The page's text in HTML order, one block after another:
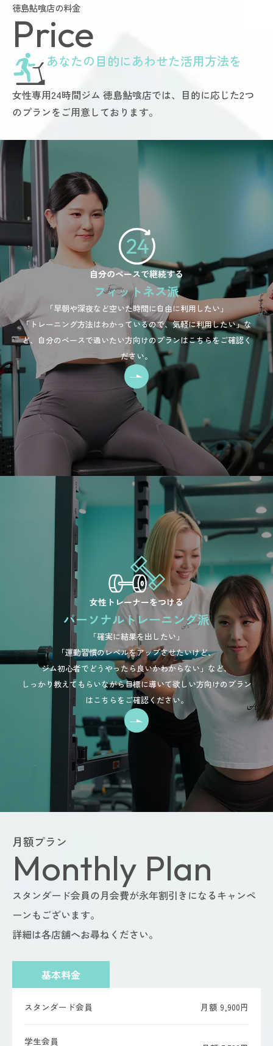
徳島鮎喰店の料金
Price
あなたの目的にあわせた活用方法を
女性専用24時間ジム 徳島鮎喰店では、目的に応じた2つ
のプランをご用意しております。
自分のペースで継続する
フィットネス派
「早朝や深夜など空いた時間に自由に利用したい」
「トレーニング方法はわかっているので、気軽に利用したい」な
ど、
自分のペースで通いたい方向けのプランはこちらをご確認く
ださい。
女性トレーナーをつける
パーソナルトレーニング派
「確実に結果を出したい」
「運動習慣のレベルをアップさせたいけど、
ジム初心者でどうやったら良いかわからない」など、
しっかり教えてもらいながら目標に導いて欲しい方向けのプラン
はこちらをご確認ください。
月額プラン
Monthly Plan
スタンダード会員の月会費が永年割引きになるキャンペ
ーンもございます。
詳細は各店舗へお尋ねください。
基本料金
スタンダード会員 月額 9,900円
学生会員